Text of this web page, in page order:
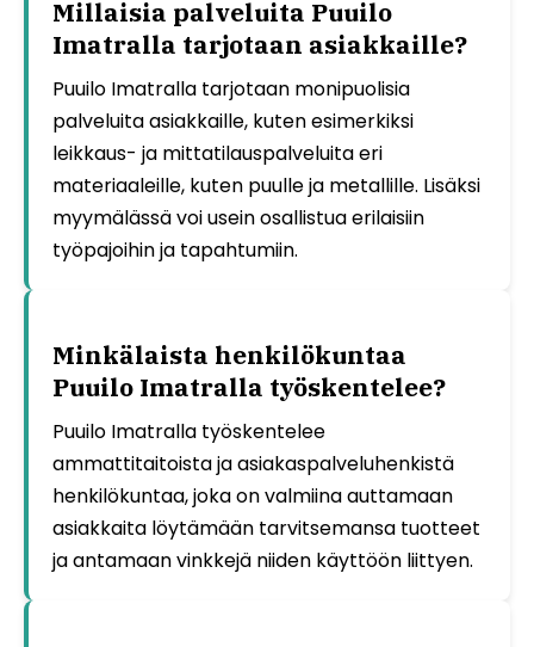
Millaisia palveluita Puuilo
Imatralla tarjotaan asiakkaille?
Puuilo Imatralla tarjotaan monipuolisia
palveluita asiakkaille, kuten esimerkiksi
leikkaus- ja mittatilauspalveluita eri
materiaaleille, kuten puulle ja metallille. Lisäksi
myymälässä voi usein osallistua erilaisiin
työpajoihin ja tapahtumiin.
Minkälaista henkilökuntaa
Puuilo Imatralla työskentelee?
Puuilo Imatralla työskentelee
ammattitaitoista ja asiakaspalveluhenkistä
henkilökuntaa, joka on valmiina auttamaan
asiakkaita löytämään tarvitsemansa tuotteet
ja antamaan vinkkejä niiden käyttöön liittyen.